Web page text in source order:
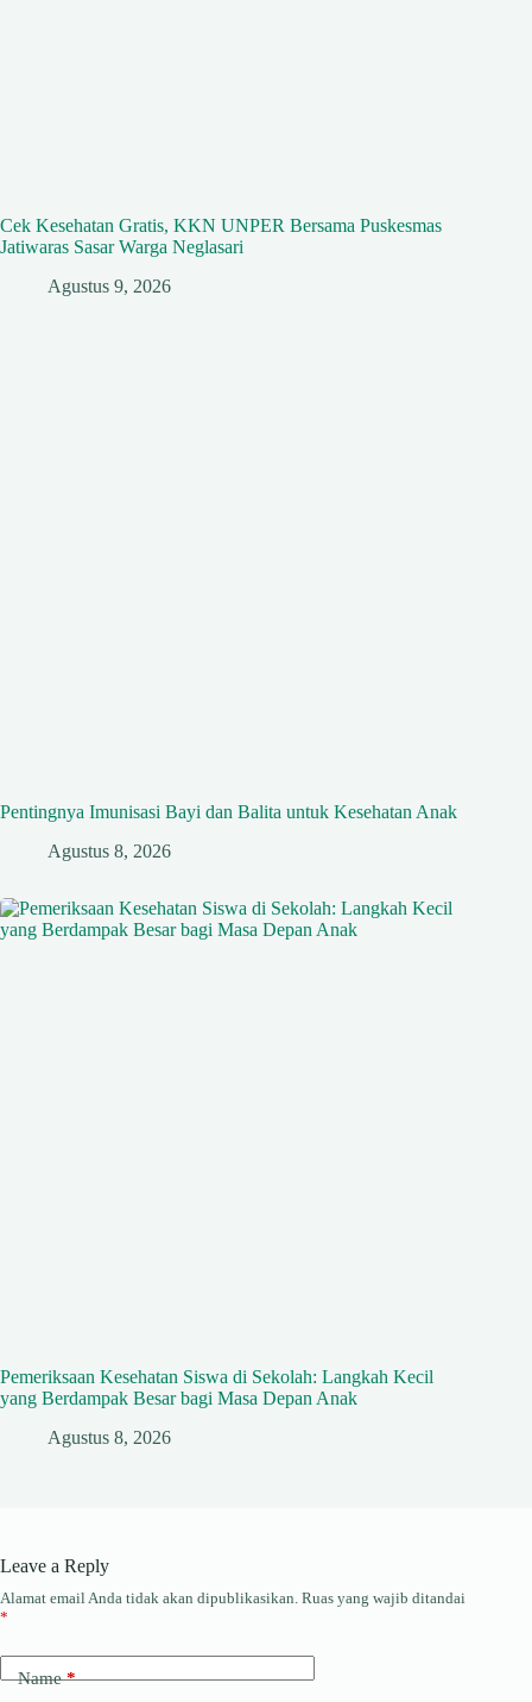
Cek Kesehatan Gratis, KKN UNPER Bersama Puskesmas
Jatiwaras Sasar Warga Neglasari
Agustus 9, 2026
Pentingnya Imunisasi Bayi dan Balita untuk Kesehatan Anak
Agustus 8, 2026
Pemeriksaan Kesehatan Siswa di Sekolah: Langkah Kecil
yang Berdampak Besar bagi Masa Depan Anak
Agustus 8, 2026
Leave a Reply
Alamat email Anda tidak akan dipublikasikan. Ruas yang wajib ditandai
*
Name*